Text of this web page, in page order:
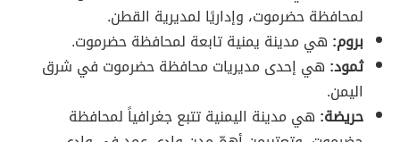
لمحافظة حضرموت، وإداريًا لمديرية القطن.
بروم: هي مدينة يمنية تابعة لمحافظة حضرموت.
ثمود: هي إحدى مديريات محافظة حضرموت في شرق
اليمن.
حريضة: هي مدينة اليمنية تتبع جغرافياً لمحافظة